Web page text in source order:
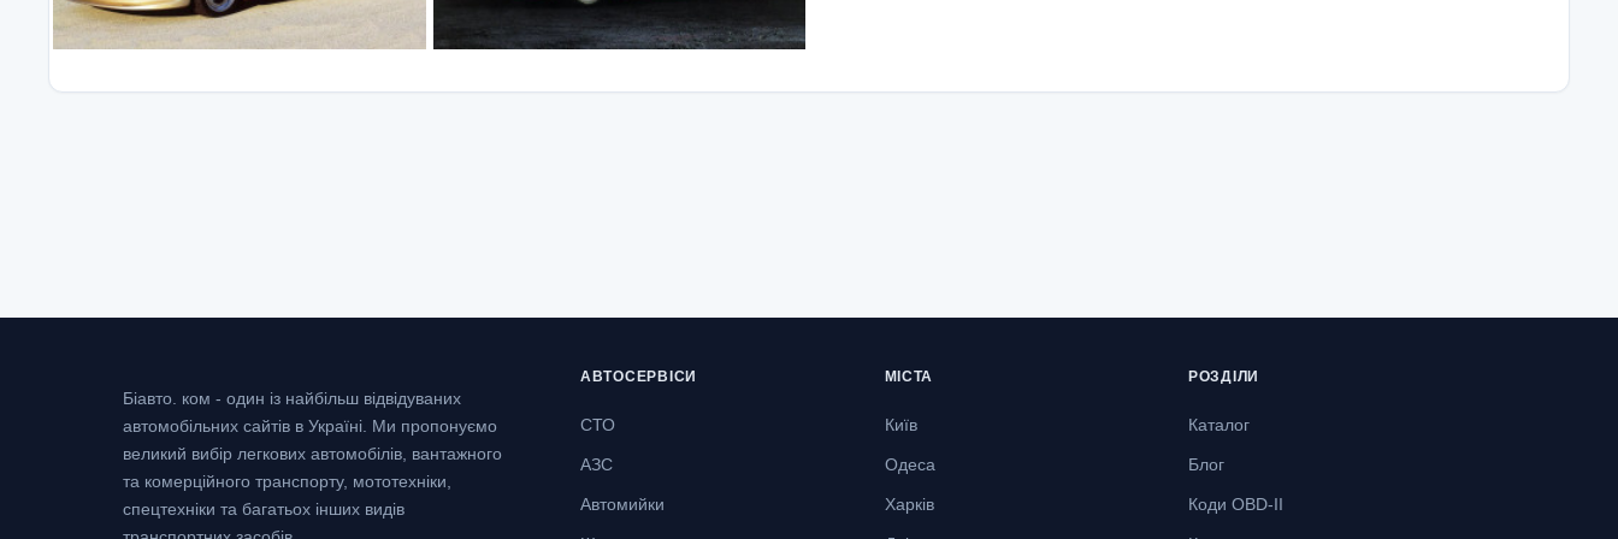
Біавто. ком - один із найбільш відвідуваних
автомобільних сайтів в Україні. Ми пропонуємо
великий вибір легкових автомобілів, вантажного
та комерційного транспорту, мототехніки,
спецтехніки та багатьох інших видів
АВТОСЕРВІСИ
СТО
АЗС
Автомийки
МІСТА
Київ
Одеса
Харків
РОЗДІЛИ
Каталог
Блог
Коди OBD-II